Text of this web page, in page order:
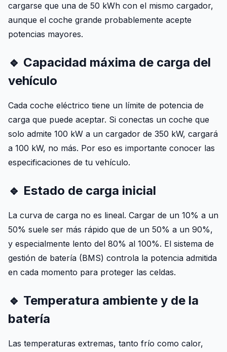
cargarse que una de 50 kWh con el mismo cargador,
aunque el coche grande probablemente acepte
potencias mayores.
🔹 Capacidad máxima de carga del
vehículo
Cada coche eléctrico tiene un límite de potencia de
carga que puede aceptar. Si conectas un coche que
solo admite 100 kW a un cargador de 350 kW, cargará
a 100 kW, no más. Por eso es importante conocer las
especificaciones de tu vehículo.
🔹 Estado de carga inicial
La curva de carga no es lineal. Cargar de un 10% a un
50% suele ser más rápido que de un 50% a un 90%,
y especialmente lento del 80% al 100%. El sistema de
gestión de batería (BMS) controla la potencia admitida
en cada momento para proteger las celdas.
🔹 Temperatura ambiente y de la
batería
Las temperaturas extremas, tanto frío como calor,